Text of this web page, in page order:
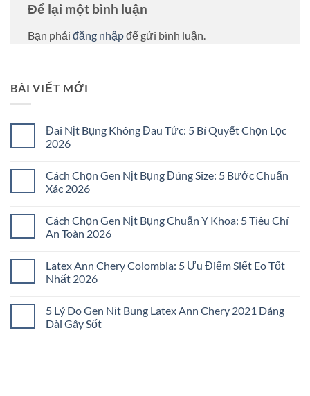
Để lại một bình luận
Bạn phải đăng nhậpđể gửi bình luận.
BÀI VIẾT MỚI
Đai Nịt Bụng Không Đau Tức: 5 Bí Quyết Chọn Lọc
2026
bình
luận
ở
Bụng
Không
Đau
Quyết
Chọn
Cách Chọn Gen Nịt Bụng Đúng Size: 5 Bước Chuẩn
Xác 2026
bình
luận
ở
Gen
Nịt
Bụng
5
Bước
Chuẩn
Cách Chọn Gen Nịt Bụng Chuẩn Y Khoa: 5 Tiêu Chí
An Toàn 2026
bình
luận
ở
Gen
Nịt
Bụng
Latex Ann Chery Colombia: 5 Ưu Điểm Siết Eo Tốt
Nhất 2026
bình
luận
ở
5 Lý Do Gen Nịt Bụng Latex Ann Chery 2021 Dáng
Dài Gây Sốt